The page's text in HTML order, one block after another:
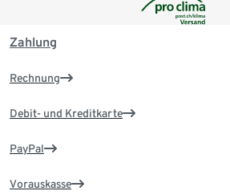
Zahlung
Rechnung
Debit- und Kreditkarte
PayPal
Vorauskasse